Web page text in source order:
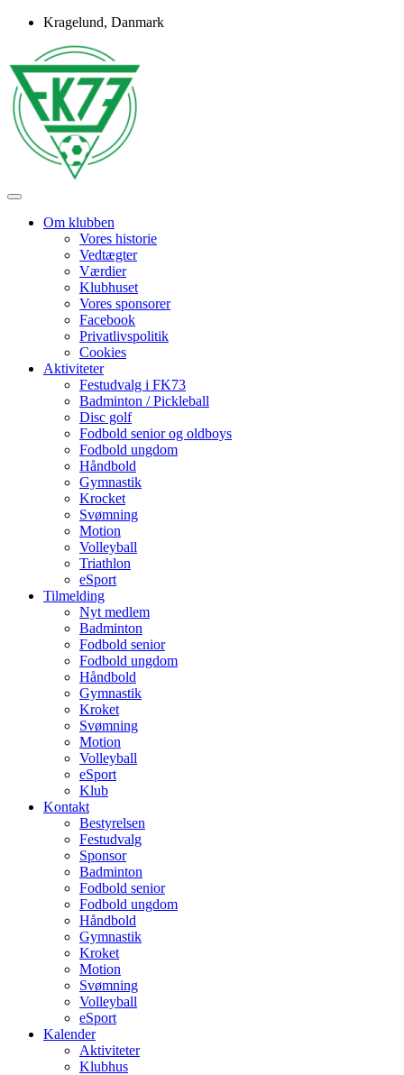
Skip
content
Kragelund, Danmark
FK73
Om klubben
Vores historie
Vedtægter
Værdier
Klubhuset
Vores sponsorer
Facebook
Privatlivspolitik
Cookies
Aktiviteter
Festudvalg i FK73
Badminton / Pickleball
Disc golf
Fodbold senior og oldboys
Fodbold ungdom
Håndbold
Gymnastik
Krocket
Svømning
Motion
Volleyball
Triathlon
eSport
Tilmelding
Nyt medlem
Badminton
Fodbold senior
Fodbold ungdom
Håndbold
Gymnastik
Kroket
Svømning
Motion
Volleyball
eSport
Klub
Kontakt
Bestyrelsen
Festudvalg
Sponsor
Badminton
Fodbold senior
Fodbold ungdom
Håndbold
Gymnastik
Kroket
Motion
Svømning
Volleyball
eSport
Kalender
Aktiviteter
Klubhus